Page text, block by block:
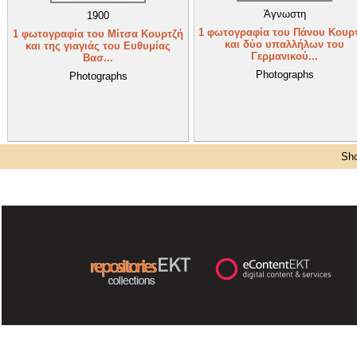
1900
1 φωτογραφία του Μίτσα Κουρτζή
και της γιαγιάς του Ευθυμίας
Βασ...
Photographs
Άγνωστη
1 φωτογραφία του Πάνου
και δύο υπαλλήλων του
Γερμανικού...
Photographs